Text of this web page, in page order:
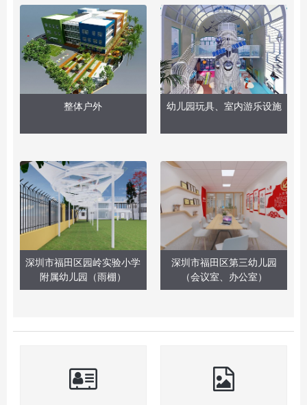
整体户外 幼儿园玩具、室内游乐设施
深圳市福田区园岭实验小学
附属幼儿园（雨棚）
深圳市福田区第三幼儿园
（会议室、办公室）